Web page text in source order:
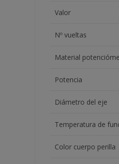
Valor
Nº vueltas
Material
Potencia
Diámetro del eje
Temperatura de
Color cuerpo perilla